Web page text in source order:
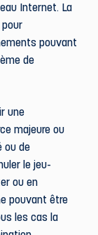
Internet. La
pouvant
de
une
majeure ou
ou de
le jeu-
ou en
pouvant être
les cas la